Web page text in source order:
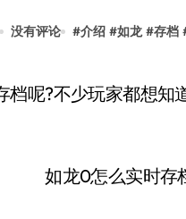
没有评论 #介绍 #如龙 #存档